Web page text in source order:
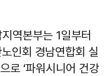
역본부는 1일부터
인회 경남연합회 실
로 ‘파워시니어 건강